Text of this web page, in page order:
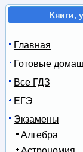
Книги,
Главная
Готовые
Все ГДЗ
ЕГЭ
Экзамены
Алгебра